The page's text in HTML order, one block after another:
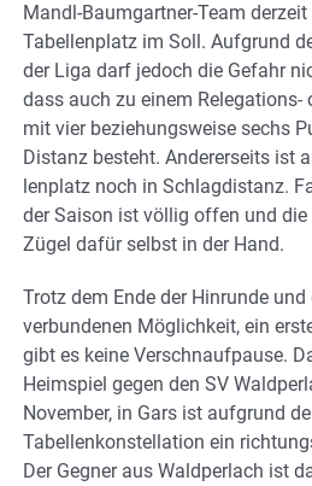
Mandl-Baumgartner-Team
Tabellenplatz im Soll. Aufgrund
der Liga darf jedoch die Gefahr
dass auch zu einem
mit vier beziehungsweise sechs
Distanz besteht. Andererseits ist
lenplatz noch in Schlagdistanz.
der Saison ist völlig offen und die
Zügel dafür selbst in der Hand.
Trotz dem Ende der Hinrunde
verbundenen Möglichkeit, ein
gibt es keine Verschnaufpause.
Heimspiel gegen den SV
November, in Gars ist aufgrund
Tabellenkonstellation ein
Der Gegner aus Waldperlach ist